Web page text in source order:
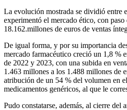
La evolución mostrada se dividió entre
experimentó el mercado ético, con
18.162.millones de euros de ventas
De igual forma, y por su importancia
mercado farmacéutico creció un 1,8 %
de 2022 y 2023, con una subida en
1.463 millones a los 1.488 millones de
atribución de un 54 % del volumen en
medicamentos genéricos, al que le
Pudo constatarse, además, al cierre del